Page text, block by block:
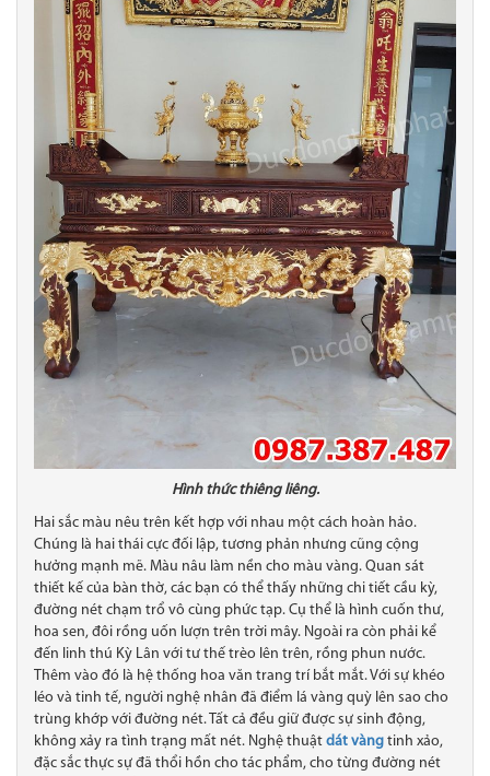
Hình thức thiêng liêng.
Hai sắc màu nêu trên kết hợp với nhau một cách hoàn hảo.
Chúng là hai thái cực đối lập, tương phản nhưng cũng cộng
hưởng mạnh mẽ. Màu nâu làm nền cho màu vàng. Quan sát
thiết kế của bàn thờ, các bạn có thể thấy những chi tiết cầu kỳ,
đường nét chạm trổ vô cùng phức tạp. Cụ thể là hình cuốn thư,
hoa sen, đôi rồng uốn lượn trên trời mây. Ngoài ra còn phải kể
đến linh thú Kỳ Lân với tư thế trèo lên trên, rồng phun nước.
Thêm vào đó là hệ thống hoa văn trang trí bắt mắt. Với sự khéo
léo và tinh tế, người nghệ nhân đã điểm lá vàng quỳ lên sao cho
trùng khớp với đường nét. Tất cả đều giữ được sự sinh động,
không xảy ra tình trạng mất nét. Nghệ thuật dát vàng tinh xảo,
đặc sắc thực sự đã thổi hồn cho tác phẩm, cho từng đường nét